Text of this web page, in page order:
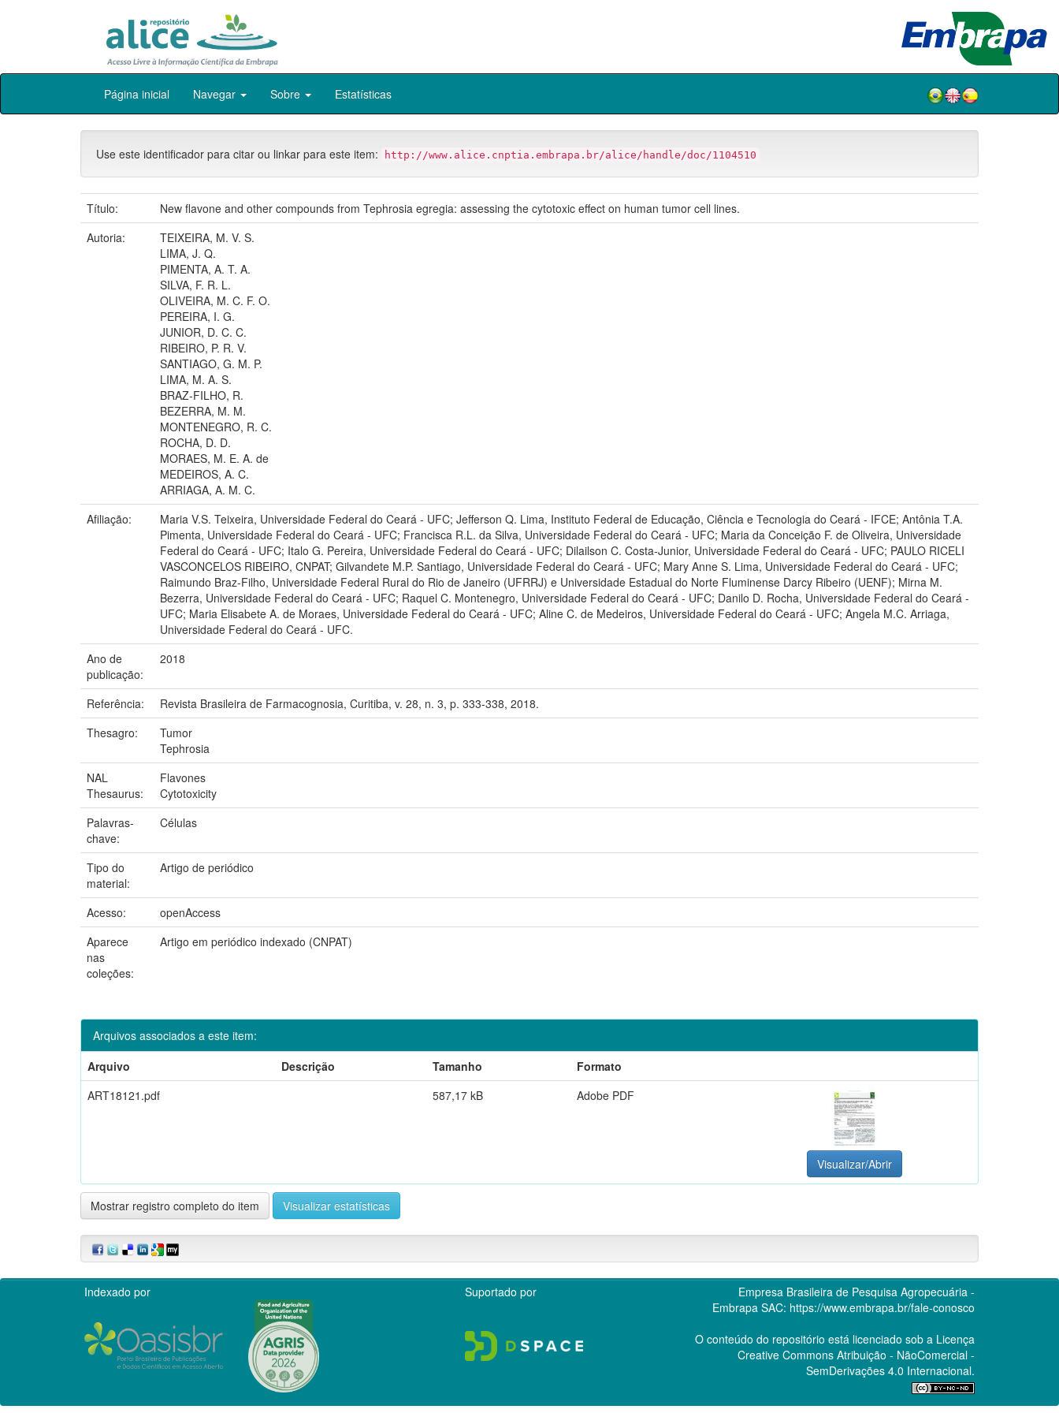
Skip
Página inicial Navegar Sobre Estatísticas
Use este identificador para citar ou linkar para este item: http://www.alice.cnptia.embrapa.br/alice/handle/doc/1104510
Título:
New flavone and other compounds from Tephrosia egregia: assessing the cytotoxic effect on human tumor cell lines.
Autoria:
TEIXEIRA, M. V. S.
LIMA, J. Q.
PIMENTA, A. T. A.
SILVA, F. R. L.
OLIVEIRA, M. C. F. O.
PEREIRA, I. G.
JUNIOR, D. C. C.
RIBEIRO, P. R. V.
SANTIAGO, G. M. P.
LIMA, M. A. S.
BRAZ-FILHO, R.
BEZERRA, M. M.
MONTENEGRO, R. C.
ROCHA, D. D.
MORAES, M. E. A. de
MEDEIROS, A. C.
ARRIAGA, A. M. C.
Afiliação:
Maria V.S. Teixeira, Universidade Federal do Ceará - UFC; Jefferson Q. Lima, Instituto Federal de Educação, Ciência e Tecnologia do Ceará - IFCE; Antônia T.A.
Pimenta, Universidade Federal do Ceará - UFC; Francisca R.L. da Silva, Universidade Federal do Ceará - UFC; Maria da Conceição F. de Oliveira, Universidade
Federal do Ceará - UFC; Italo G. Pereira, Universidade Federal do Ceará - UFC; Dilailson C. Costa-Junior, Universidade Federal do Ceará - UFC; PAULO RICELI
VASCONCELOS RIBEIRO, CNPAT; Gilvandete M.P. Santiago, Universidade Federal do Ceará - UFC; Mary Anne S. Lima, Universidade Federal do Ceará - UFC;
Raimundo Braz-Filho, Universidade Federal Rural do Rio de Janeiro (UFRRJ) e Universidade Estadual do Norte Fluminense Darcy Ribeiro (UENF); Mirna M.
Bezerra, Universidade Federal do Ceará - UFC; Raquel C. Montenegro, Universidade Federal do Ceará - UFC; Danilo D. Rocha, Universidade Federal do Ceará -
UFC; Maria Elisabete A. de Moraes, Universidade Federal do Ceará - UFC; Aline C. de Medeiros, Universidade Federal do Ceará - UFC; Angela M.C. Arriaga,
Universidade Federal do Ceará - UFC.
Ano de
publicação:
2018
Referência:
Revista Brasileira de Farmacognosia, Curitiba, v. 28, n. 3, p. 333-338, 2018.
Thesagro:
Tumor
Tephrosia
NAL
Thesaurus:
Flavones
Cytotoxicity
Palavras-
chave:
Células
Tipo do
material:
Artigo de periódico
Acesso:
openAccess
Aparece
nas
coleções:
Artigo em periódico indexado (CNPAT)
Arquivos associados a este item:
Arquivo
Descrição Tamanho
Formato
ART18121.pdf
587,17 kB Adobe PDF
Visualizar/Abrir
Mostrar registro completo do item Visualizar estatísticas
Indexado por Suportado por
Empresa Brasileira de Pesquisa Agropecuária -
Embrapa SAC: https://www.embrapa.br/fale-conosco
O conteúdo do repositório está licenciado sob a Licença
Creative CommonsAtribuição - NãoComercial -
SemDerivações 4.0 Internacional.